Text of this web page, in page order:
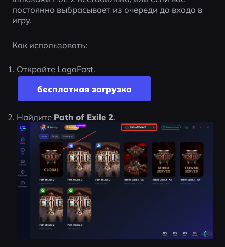
постоянно выбрасывает из очереди до входа в
игру.
Как использовать:
Откройте LagoFast.
бесплатная загрузка
Найдите Path of Exile 2.